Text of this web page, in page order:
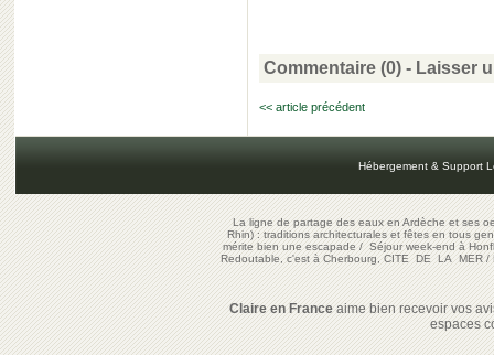
Commentaire (0) - Laisser
<< article précédent
Hébergement & Support
La ligne de partage des eaux en Ardèche et ses
Rhin) : traditions architecturales et fêtes en tous
mérite bien une escapade/Séjour week-end à
Redoutable, c'est à Cherbourg, CITE DE LA MER/
Claire en Franceaime bien recevoir vos
espaces